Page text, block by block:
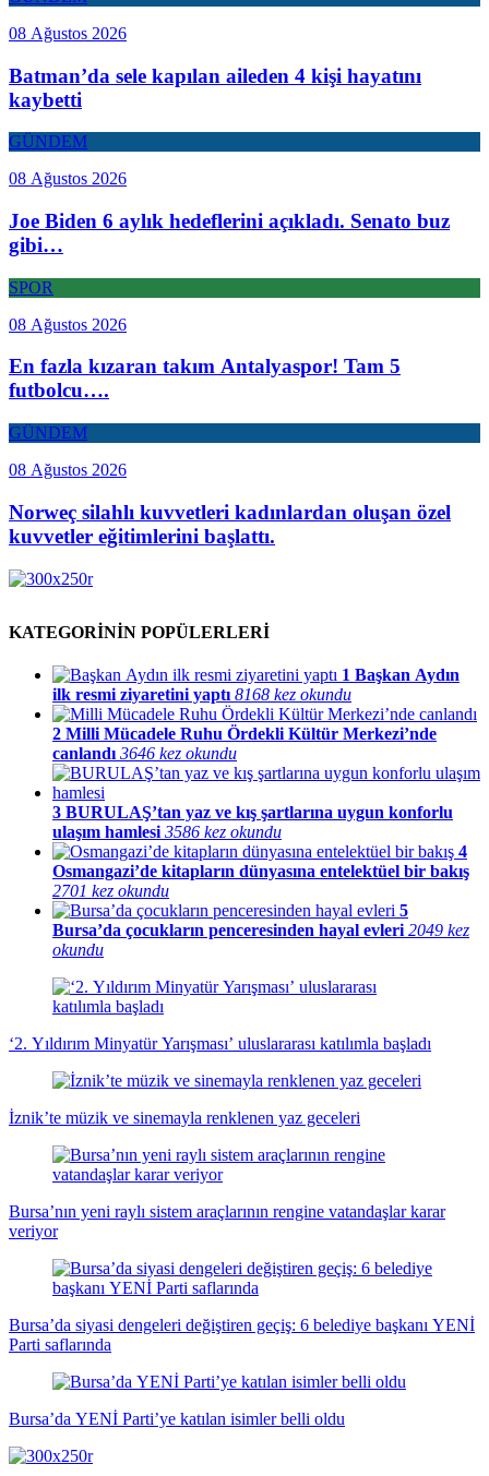
08 Ağustos 2026
Batman’da sele kapılan aileden 4 kişi hayatını
kaybetti
GÜNDEM
08 Ağustos 2026
Joe Biden 6 aylık hedeflerini açıkladı. Senato buz
gibi…
SPOR
08 Ağustos 2026
En fazla kızaran takım Antalyaspor! Tam 5
futbolcu….
GÜNDEM
08 Ağustos 2026
Norweç silahlı kuvvetleri kadınlardan oluşan özel
kuvvetler eğitimlerini başlattı.
KATEGORİNİN POPÜLERLERİ
1 Başkan Aydın
ilk resmi ziyaretini yaptı 8168 kez okundu
2 Milli Mücadele Ruhu Ördekli Kültür Merkezi’nde
canlandı 3646 kez okundu
3 BURULAŞ’tan yaz ve kış şartlarına uygun konforlu
ulaşım hamlesi 3586 kez okundu
4
Osmangazi’de kitapların dünyasına entelektüel bir bakış
2701 kez okundu
5
Bursa’da çocukların penceresinden hayal evleri 2049 kez
okundu
‘2. Yıldırım Minyatür Yarışması’ uluslararası katılımla başladı
İznik’te müzik ve sinemayla renklenen yaz geceleri
Bursa’nın yeni raylı sistem araçlarının rengine vatandaşlar karar
veriyor
Bursa’da siyasi dengeleri değiştiren geçiş: 6 belediye başkanı YENİ
Parti saflarında
Bursa’da YENİ Parti’ye katılan isimler belli oldu